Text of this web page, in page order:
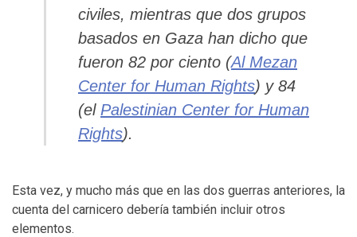
civiles, mientras que dos grupos
basados en Gaza han dicho que
fueron 82 por ciento (Al Mezan
Center for Human Rights) y 84
(el Palestinian Center for Human
Rights).
Esta vez, y mucho más que en las dos guerras anteriores, la
cuenta del carnicero debería también incluir otros
elementos.